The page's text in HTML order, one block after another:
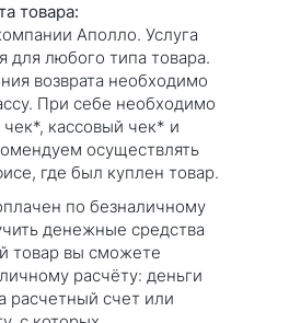
товара:
Аполло. Услуга
для любого типа товара.
возврата необходимо
При себе необходимо
кассовый чек* и
осуществлять
где был куплен товар.
по безналичному
денежные средства
товар вы сможете
расчёту: деньги
расчетный счет или